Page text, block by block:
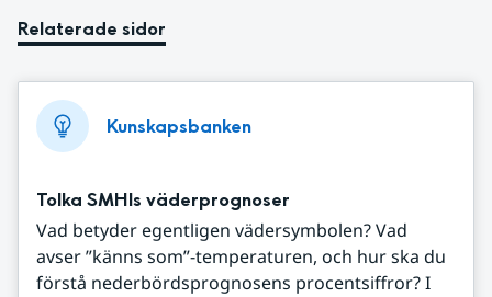
Relaterade sidor
Kunskapsbanken
Tolka SMHIs väderprognoser
Vad betyder egentligen vädersymbolen? Vad
avser ”känns som”-temperaturen, och hur ska du
förstå nederbördsprognosens procentsiffror? I